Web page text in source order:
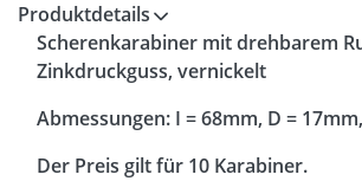
Produktdetails
Scherenkarabiner mit drehbarem
Zinkdruckguss, vernickelt
Abmessungen: I = 68mm, D =
Der Preis gilt für 10 Karabiner.